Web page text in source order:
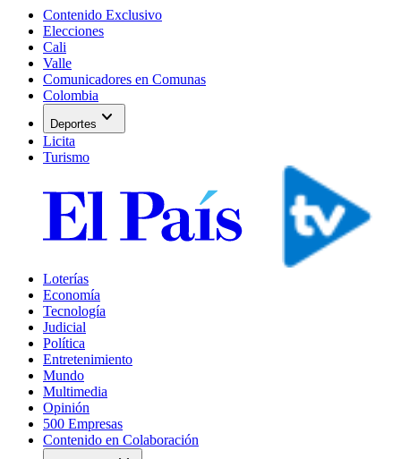
Contenido Exclusivo
Elecciones
Cali
Valle
Comunicadores en Comunas
Colombia
Deportes expand_more
Licita
Turismo
Loterías
Economía
Tecnología
Judicial
Política
Entretenimiento
Mundo
Multimedia
Opinión
500 Empresas
Contenido en Colaboración